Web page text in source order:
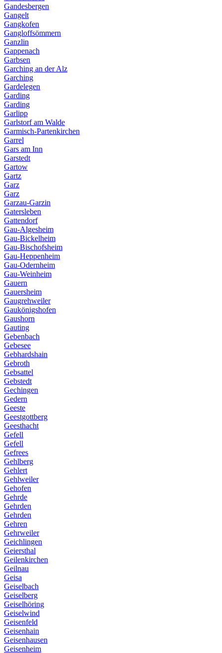
Gandesbergen
Gangelt
Gangkofen
Gangloffsömmern
Ganzlin
Gappenach
Garbsen
Garching an der Alz
Garching
Gardelegen
Garding
Garding
Garlipp
Garlstorf am Walde
Garmisch-Partenkirchen
Garrel
Gars am Inn
Garstedt
Gartow
Gartz
Garz
Garz
Garzau-Garzin
Gatersleben
Gattendorf
Gau-Algesheim
Gau-Bickelheim
Gau-Bischofsheim
Gau-Heppenheim
Gau-Odernheim
Gau-Weinheim
Gauern
Gauersheim
Gaugrehweiler
Gaukönigshofen
Gaushorn
Gauting
Gebenbach
Gebesee
Gebhardshain
Gebroth
Gebsattel
Gebstedt
Gechingen
Gedern
Geeste
Geestgottberg
Geesthacht
Gefell
Gefell
Gefrees
Gehlberg
Gehlert
Gehlweiler
Gehofen
Gehrde
Gehrden
Gehrden
Gehren
Gehrweiler
Geichlingen
Geiersthal
Geilenkirchen
Geilnau
Geisa
Geiselbach
Geiselberg
Geiselhöring
Geiselwind
Geisenfeld
Geisenhain
Geisenhausen
Geisenheim